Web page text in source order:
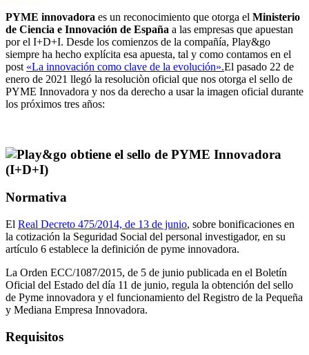
PYME innovadora es un reconocimiento que otorga el Ministerio
de Ciencia e Innovación de España a las empresas que apuestan
por el I+D+I. Desde los comienzos de la compañía, Play&go
siempre ha hecho explícita esa apuesta, tal y como contamos en el
post «La innovación como clave de la evolución».El pasado 22 de
enero de 2021 llegó la resoluciòn oficial que nos otorga el sello de
PYME Innovadora y nos da derecho a usar la imagen oficial durante
los próximos tres años:
Normativa
El Real Decreto 475/2014, de 13 de junio, sobre bonificaciones en
la cotización la Seguridad Social del personal investigador, en su
artículo 6 establece la definición de pyme innovadora.
La Orden ECC/1087/2015, de 5 de junio publicada en el Boletín
Oficial del Estado del día 11 de junio, regula la obtención del sello
de Pyme innovadora y el funcionamiento del Registro de la Pequeña
y Mediana Empresa Innovadora.
Requisitos